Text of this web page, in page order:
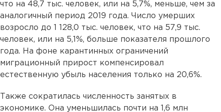
что на 48,7 тыс. человек, или на 5,7%, меньше, чем за
аналогичный период 2019 года. Число умерших
возросло до 1 128,0 тыс. человек, что на 57,9 тыс.
человек, или на 5,1%, больше показателя прошлого
года. На фоне карантинных ограничений
миграционный прирост компенсировал
естественную убыль населения только на 20,6%.
Также сократилась численность занятых в
экономике. Она уменьшилась почти на 1,6 млн